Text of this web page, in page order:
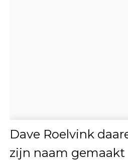
Dave Roelvink
zijn naam gemaakt